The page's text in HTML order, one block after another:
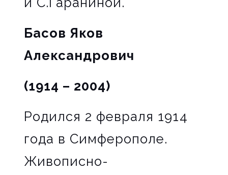
Басов Яков
Александрович
(1914 – 2004)
Родился 2 февраля 1914
года в Симферополе.
Живописно-